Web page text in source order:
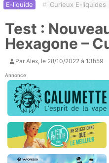
Test :
Hexagone –
E-liquide # Curieux E-liquides
Par Alex, le 28/10/2022 à 13h59
Annonce